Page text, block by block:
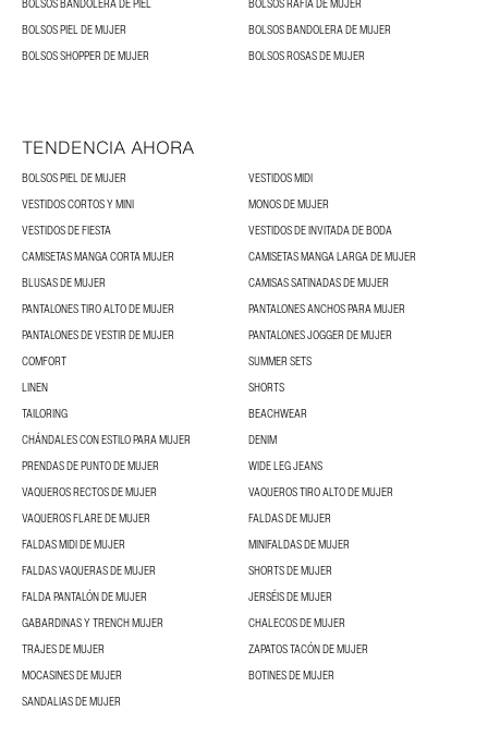
BOLSOS PIEL DE MUJER
BOLSOS BANDOLERA DE MUJER
BOLSOS SHOPPER DE MUJER
BOLSOS ROSAS DE MUJER
TENDENCIA AHORA
BOLSOS PIEL DE MUJER
VESTIDOS MIDI
VESTIDOS CORTOS Y MINI
MONOS DE MUJER
VESTIDOS DE FIESTA
VESTIDOS DE INVITADA DE BODA
CAMISETAS MANGA CORTA MUJER
CAMISETAS MANGA LARGA DE MUJER
BLUSAS DE MUJER
CAMISAS SATINADAS DE MUJER
PANTALONES TIRO ALTO DE MUJER
PANTALONES ANCHOS PARA MUJER
PANTALONES DE VESTIR DE MUJER
PANTALONES JOGGER DE MUJER
COMFORT
SUMMER SETS
LINEN
SHORTS
TAILORING
BEACHWEAR
CHÁNDALES CON ESTILO PARA MUJER
DENIM
PRENDAS DE PUNTO DE MUJER
WIDE LEG JEANS
VAQUEROS RECTOS DE MUJER
VAQUEROS TIRO ALTO DE MUJER
VAQUEROS FLARE DE MUJER
FALDAS DE MUJER
FALDAS MIDI DE MUJER
MINIFALDAS DE MUJER
FALDAS VAQUERAS DE MUJER
SHORTS DE MUJER
FALDA PANTALÓN DE MUJER
JERSÉIS DE MUJER
GABARDINAS Y TRENCH MUJER
CHALECOS DE MUJER
TRAJES DE MUJER
ZAPATOS TACÓN DE MUJER
MOCASINES DE MUJER
BOTINES DE MUJER
SANDALIAS DE MUJER